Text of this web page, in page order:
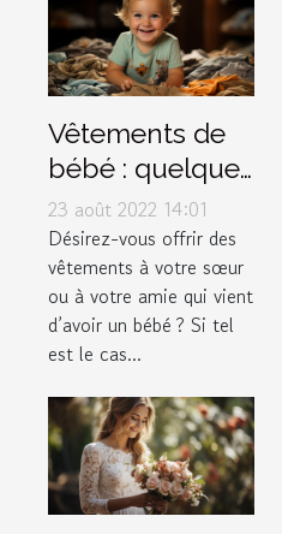
Vêtements de
bébé : quelques
conseils pour
faire de bon
choix
23 août 2022 14:01
Désirez-vous offrir des
vêtements à votre sœur
ou à votre amie qui vient
d’avoir un bébé ? Si tel
est le cas...